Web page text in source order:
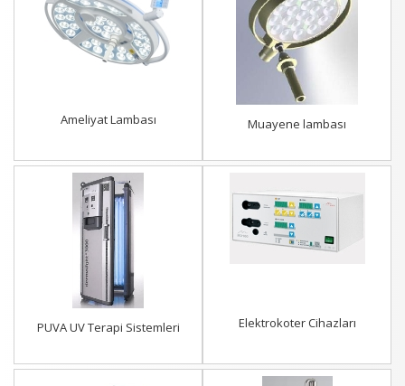
Ameliyat Lambası Muayene lambası
PUVA UV Terapi Sistemleri Elektrokoter Cihazları